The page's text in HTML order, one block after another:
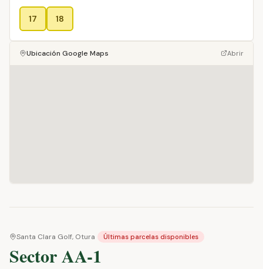
17 18
Ubicación Google Maps Abrir
Santa Clara Golf, Otura Últimas parcelas disponibles
Sector AA-1